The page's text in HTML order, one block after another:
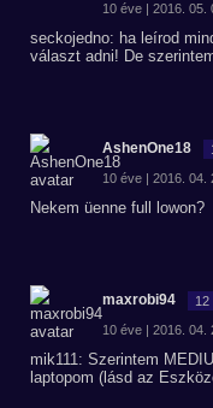
10 éve | 2016. 05.
seckojedno: ha leírod
választ adni! De
AshenOne18
10 éve | 2016. 04.
Nekem üenne full lowon?
maxrobi94 12
10 éve | 2016. 04.
mik111: Szerintem
laptopom (lásd az